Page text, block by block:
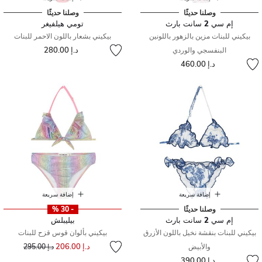
وصلنا حديثًا
إم سي 2 سانت بارث
بيكيني للبنات مزين بالزهور باللونين
البنفسجي والوردي
د.إ 460.00
وصلنا حديثًا
تومي هيلفيغر
بيكيني بشعار باللون الاحمر للبنات
د.إ 280.00
إضافة سريعة
وصلنا حديثًا
إم سي 2 سانت بارث
بيكيني للبنات بنقشة نخيل باللون الأزرق
والأبيض
إضافة سريعة
- 30 %
بيليبلش
بيكيني بألوان قوس قزح للبنات
د.إ 206.00 سعر مخفض من
د.إ 295.00 إلى